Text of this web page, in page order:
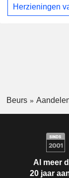
Herzieningen
Beurs
Al meer
20 jaar